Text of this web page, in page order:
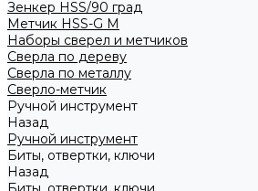
Зенкер HSS/90 град
Метчик HSS-G М
Наборы сверел и метчиков
Сверла по дереву
Сверла по металлу
Сверло-метчик
Ручной инструмент
Назад
Ручной инструмент
Биты, отвертки, ключи
Назад